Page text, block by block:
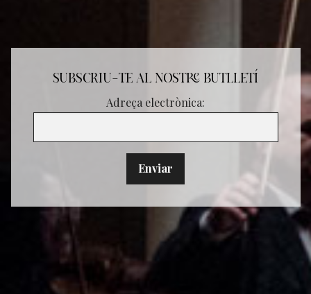
SUBSCRIU-TE AL NOSTRE BUTLLETÍ
Adreça electrònica: